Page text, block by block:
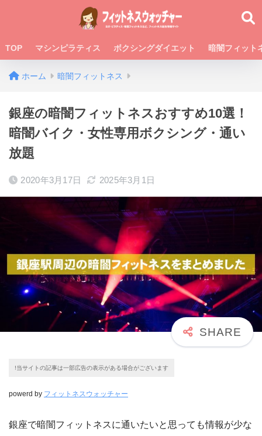
TOP マシンピラティス ボクシングダイエット 暗闇フィット
ホーム 暗闇フィットネス
銀座の暗闇フィットネスおすすめ10選！
暗闇バイク・女性専用ボクシング・通い
放題
2020年3月17日 2025年3月1日
!当サイトの記事は一部広告の表示がある場合がございます
powerd by フィットネスウォッチャー
銀座で暗闇フィットネスに通いたいと思っても情報が少な